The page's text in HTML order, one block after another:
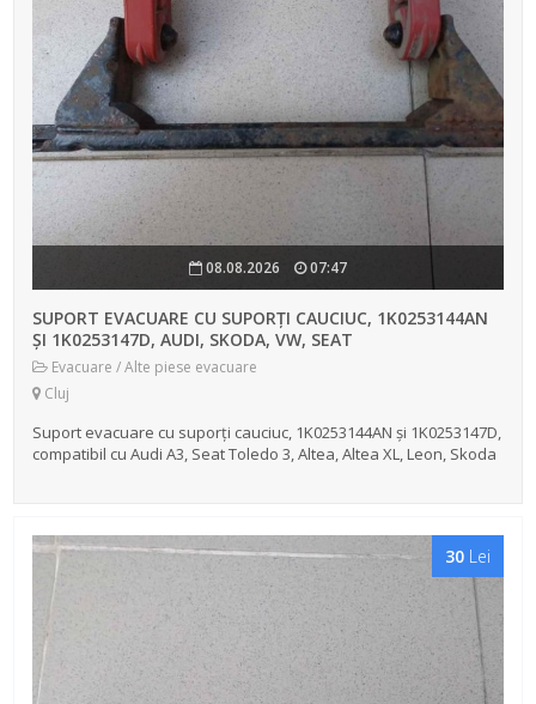
08.08.2026 07:47
SUPORT EVACUARE CU SUPORȚI CAUCIUC, 1K0253144AN
ȘI 1K0253147D, AUDI, SKODA, VW, SEAT
Evacuare / Alte piese evacuare
Cluj
Suport evacuare cu suporți cauciuc, 1K0253144AN și 1K0253147D,
compatibil cu Audi A3, Seat Toledo 3, Altea, Altea XL, Leon, Skoda
30 Lei